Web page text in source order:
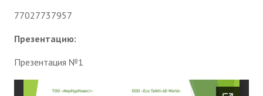
77027737957
Презентацию:
Презентация №1